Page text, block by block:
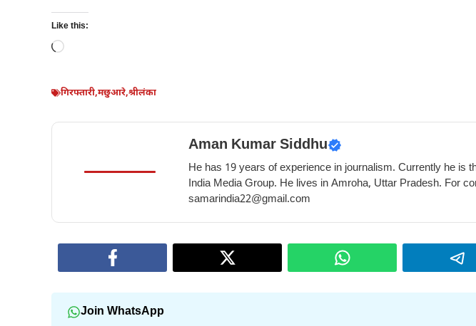
Like this:
Loading…
गिरफ्तारी,मछुआरे,श्रीलंका
Aman Kumar Siddhu
He has 19 years of experience in journalism. Currently he is
India Media Group. He lives in Amroha, Uttar Pradesh. For
samarindia22@gmail.com
Join WhatsApp